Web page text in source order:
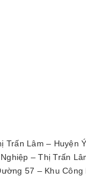
Trấn Lâm – Huyện
– Thị Trấn
57 – Khu